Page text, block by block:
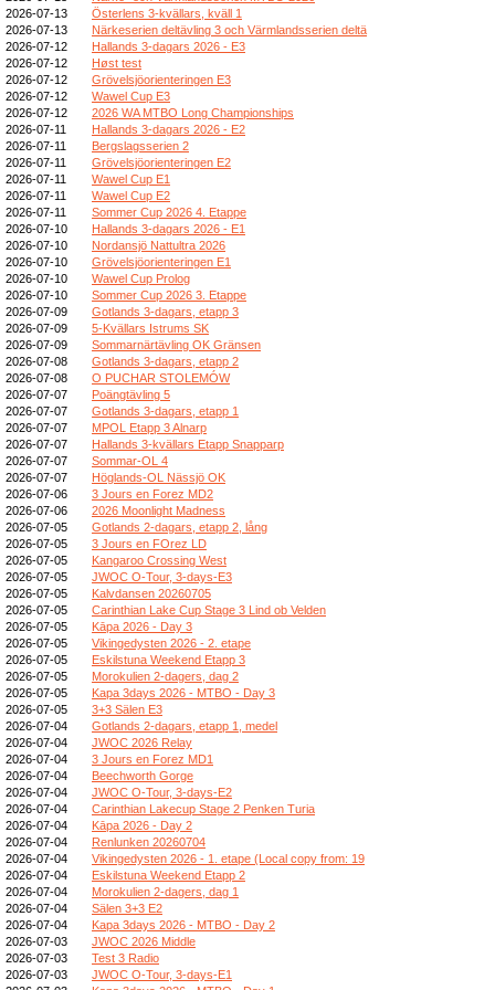
2026-07-13
Österlens 3-kvällars, kväll 1
2026-07-13
Närkeserien deltävling 3 och Värmlandsserien deltä
2026-07-12
Hallands 3-dagars 2026 - E3
2026-07-12
Høst test
2026-07-12
Grövelsjöorienteringen E3
2026-07-12
Wawel Cup E3
2026-07-12
2026 WA MTBO Long Championships
2026-07-11
Hallands 3-dagars 2026 - E2
2026-07-11
Bergslagsserien 2
2026-07-11
Grövelsjöorienteringen E2
2026-07-11
Wawel Cup E1
2026-07-11
Wawel Cup E2
2026-07-11
Sommer Cup 2026 4. Etappe
2026-07-10
Hallands 3-dagars 2026 - E1
2026-07-10
Nordansjö Nattultra 2026
2026-07-10
Grövelsjöorienteringen E1
2026-07-10
Wawel Cup Prolog
2026-07-10
Sommer Cup 2026 3. Etappe
2026-07-09
Gotlands 3-dagars, etapp 3
2026-07-09
5-Kvällars Istrums SK
2026-07-09
Sommarnärtävling OK Gränsen
2026-07-08
Gotlands 3-dagars, etapp 2
2026-07-08
O PUCHAR STOLEMÓW
2026-07-07
Poängtävling 5
2026-07-07
Gotlands 3-dagars, etapp 1
2026-07-07
MPOL Etapp 3 Alnarp
2026-07-07
Hallands 3-kvällars Etapp Snapparp
2026-07-07
Sommar-OL 4
2026-07-07
Höglands-OL Nässjö OK
2026-07-06
3 Jours en Forez MD2
2026-07-06
2026 Moonlight Madness
2026-07-05
Gotlands 2-dagars, etapp 2, lång
2026-07-05
3 Jours en FOrez LD
2026-07-05
Kangaroo Crossing West
2026-07-05
JWOC O-Tour, 3-days-E3
2026-07-05
Kalvdansen 20260705
2026-07-05
Carinthian Lake Cup Stage 3 Lind ob Velden
2026-07-05
Kāpa 2026 - Day 3
2026-07-05
Vikingedysten 2026 - 2. etape
2026-07-05
Eskilstuna Weekend Etapp 3
2026-07-05
Morokulien 2-dagers, dag 2
2026-07-05
Kapa 3days 2026 - MTBO - Day 3
2026-07-05
3+3 Sälen E3
2026-07-04
Gotlands 2-dagars, etapp 1, medel
2026-07-04
JWOC 2026 Relay
2026-07-04
3 Jours en Forez MD1
2026-07-04
Beechworth Gorge
2026-07-04
JWOC O-Tour, 3-days-E2
2026-07-04
Carinthian Lakecup Stage 2 Penken Turia
2026-07-04
Kāpa 2026 - Day 2
2026-07-04
Renlunken 20260704
2026-07-04
Vikingedysten 2026 - 1. etape (Local copy from: 19
2026-07-04
Eskilstuna Weekend Etapp 2
2026-07-04
Morokulien 2-dagers, dag 1
2026-07-04
Sälen 3+3 E2
2026-07-04
Kapa 3days 2026 - MTBO - Day 2
2026-07-03
JWOC 2026 Middle
2026-07-03
Test 3 Radio
2026-07-03
JWOC O-Tour, 3-days-E1